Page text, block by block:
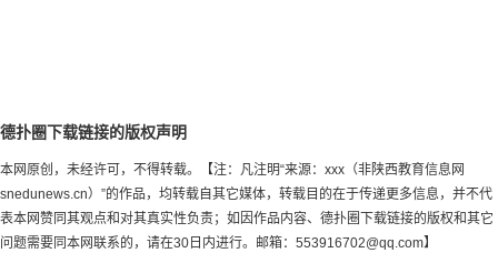
德扑圈下载链接的版权声明
本网原创，未经许可，不得转载。【注：凡注明“来源：xxx（非陕西教育信息网
snedunews.cn）”的作品，均转载自其它媒体，转载目的在于传递更多信息，并不代
表本网赞同其观点和对其真实性负责；如因作品内容、德扑圈下载链接的版权和其它
问题需要同本网联系的，请在30日内进行。邮箱： 553916702@qq.com】